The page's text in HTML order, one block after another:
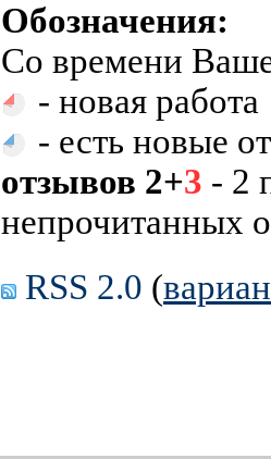
Обозначения:
Со времени
- новая работа
- есть новые
отзывов 2+3 - 2
непрочитанных
RSS 2.0 (